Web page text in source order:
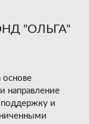
"ОЛЬГА"
направление
поддержку и